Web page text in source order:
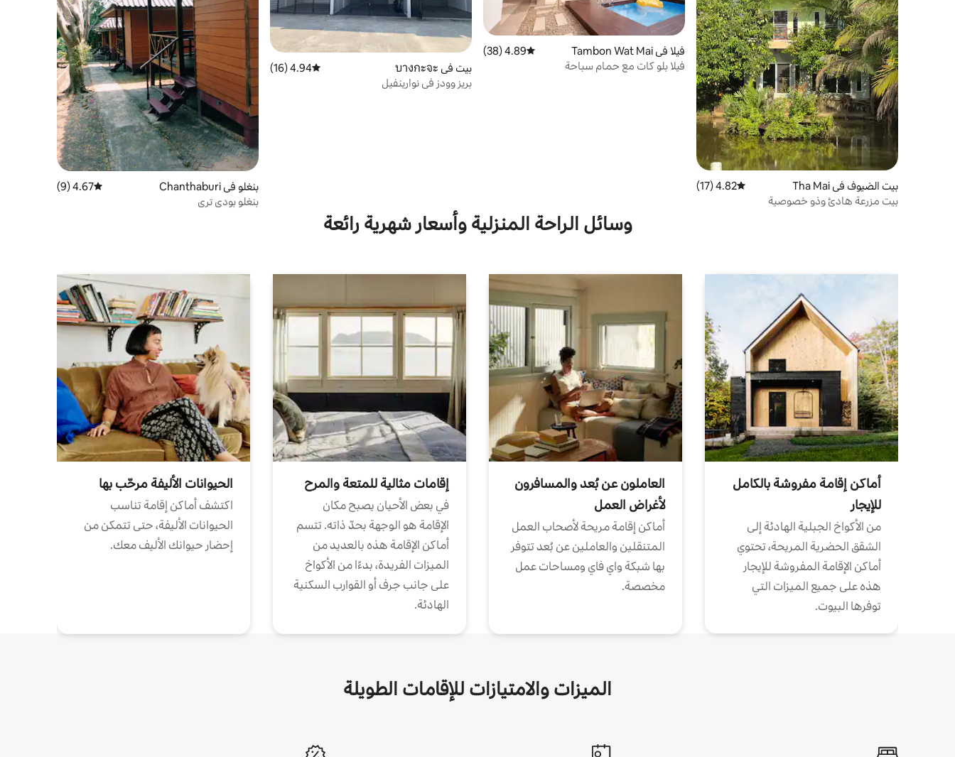
بيت الضيوف في Tha Mai متوسط التقييم 4.82 من 5، 17 مراجعات
4.82 (17)
بيت مزرعة هادئ وذو خصوصية
فيلا في Tambon Wat Mai متوسط التقييم 4.89 من 5، 38 مراجعات
4.89 (38)
فيلا بلو كات مع حمام سباحة
بيت في บางกะจะ متوسط التقييم 4.94 من 5، 16 مراجعات
4.94 (16)
بريز وودز في نوارينفيل
بنغلو في Chanthaburi متوسط التقييم 4.67 من 5، 9 مراجعات
4.67 (9)
بنغلو بودي تري
وسائل الراحة المنزلية وأسعار شهرية رائعة
أماكن إقامة مفروشة بالكامل
للإيجار
من الأكواخ الجبلية الهادئة إلى
الشقق الحضرية المريحة، تحتوي
أماكن الإقامة المفروشة للإيجار
هذه على جميع الميزات التي
توفرها البيوت.
العاملون عن بُعد والمسافرون
لأغراض العمل
أماكن إقامة مريحة لأصحاب العمل
المتنقلين والعاملين عن بُعد تتوفر
بها شبكة واي فاي ومساحات عمل
مخصصة.
إقامات مثالية للمتعة والمرح
في بعض الأحيان يصبح مكان
الإقامة هو الوجهة بحدّ ذاته. تتسم
أماكن الإقامة هذه بالعديد من
الميزات الفريدة، بدءًا من الأكواخ
على جانب جرف أو القوارب السكنية
الهادئة.
الحيوانات الأليفة مرحّب بها
اكتشف أماكن إقامة تناسب
الحيوانات الأليفة، حتى تتمكن من
إحضار حيوانك الأليف معك.
الميزات والامتيازات للإقامات الطويلة